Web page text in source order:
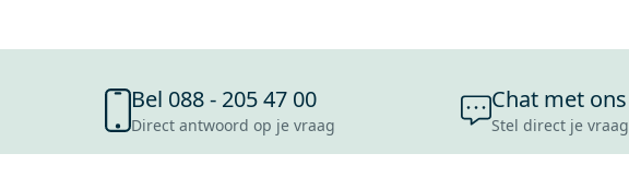
Bel 088 - 205 47 00
Direct antwoord op je vraag
Chat met ons
Stel direct je vraag